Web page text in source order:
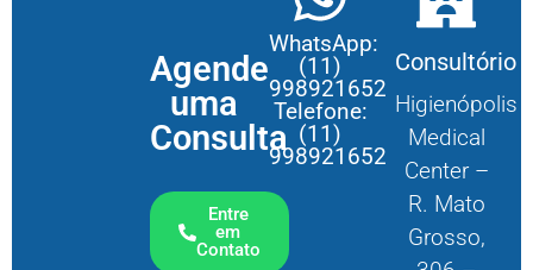
Agende
uma
Consulta
Entre
em
Contato
WhatsApp:
(11)
998921652
Telefone:
(11)
998921652
Consultório
Higienópolis
Medical
Center –
R. Mato
Grosso,